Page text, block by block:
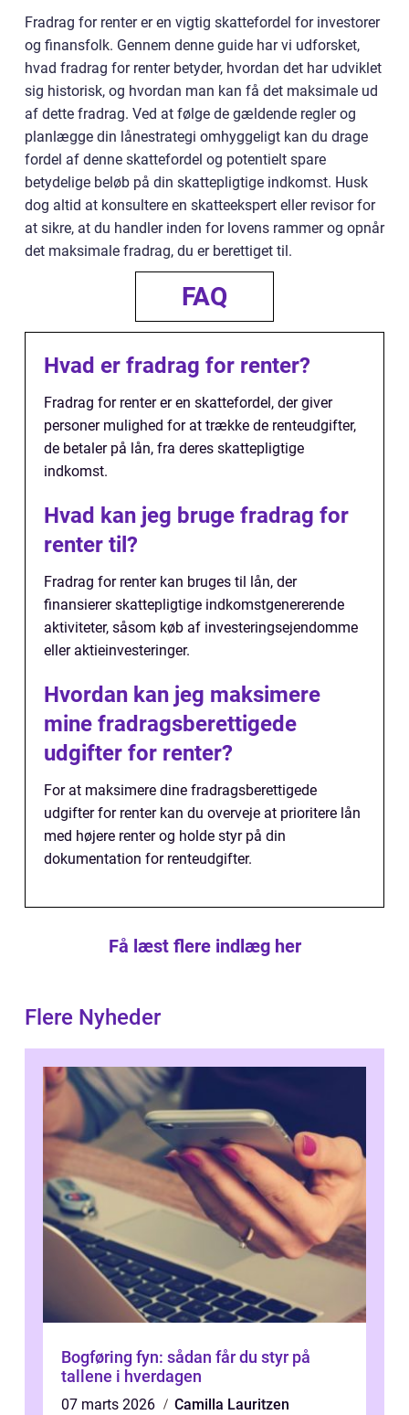
Fradrag for renter er en vigtig skattefordel for investorer
og finansfolk. Gennem denne guide har vi udforsket,
hvad fradrag for renter betyder, hvordan det har udviklet
sig historisk, og hvordan man kan få det maksimale ud
af dette fradrag. Ved at følge de gældende regler og
planlægge din lånestrategi omhyggeligt kan du drage
fordel af denne skattefordel og potentielt spare
betydelige beløb på din skattepligtige indkomst. Husk
dog altid at konsultere en skatteekspert eller revisor for
at sikre, at du handler inden for lovens rammer og opnår
det maksimale fradrag, du er berettiget til.
FAQ
Hvad er fradrag for renter?
Fradrag for renter er en skattefordel, der giver
personer mulighed for at trække de renteudgifter,
de betaler på lån, fra deres skattepligtige
indkomst.
Hvad kan jeg bruge fradrag for
renter til?
Fradrag for renter kan bruges til lån, der
finansierer skattepligtige indkomstgenererende
aktiviteter, såsom køb af investeringsejendomme
eller aktieinvesteringer.
Hvordan kan jeg maksimere
mine fradragsberettigede
udgifter for renter?
For at maksimere dine fradragsberettigede
udgifter for renter kan du overveje at prioritere lån
med højere renter og holde styr på din
dokumentation for renteudgifter.
Få læst flere indlæg her
Flere Nyheder
Bogføring fyn: sådan får du styr på
tallene i hverdagen
07 marts 2026
Camilla Lauritzen